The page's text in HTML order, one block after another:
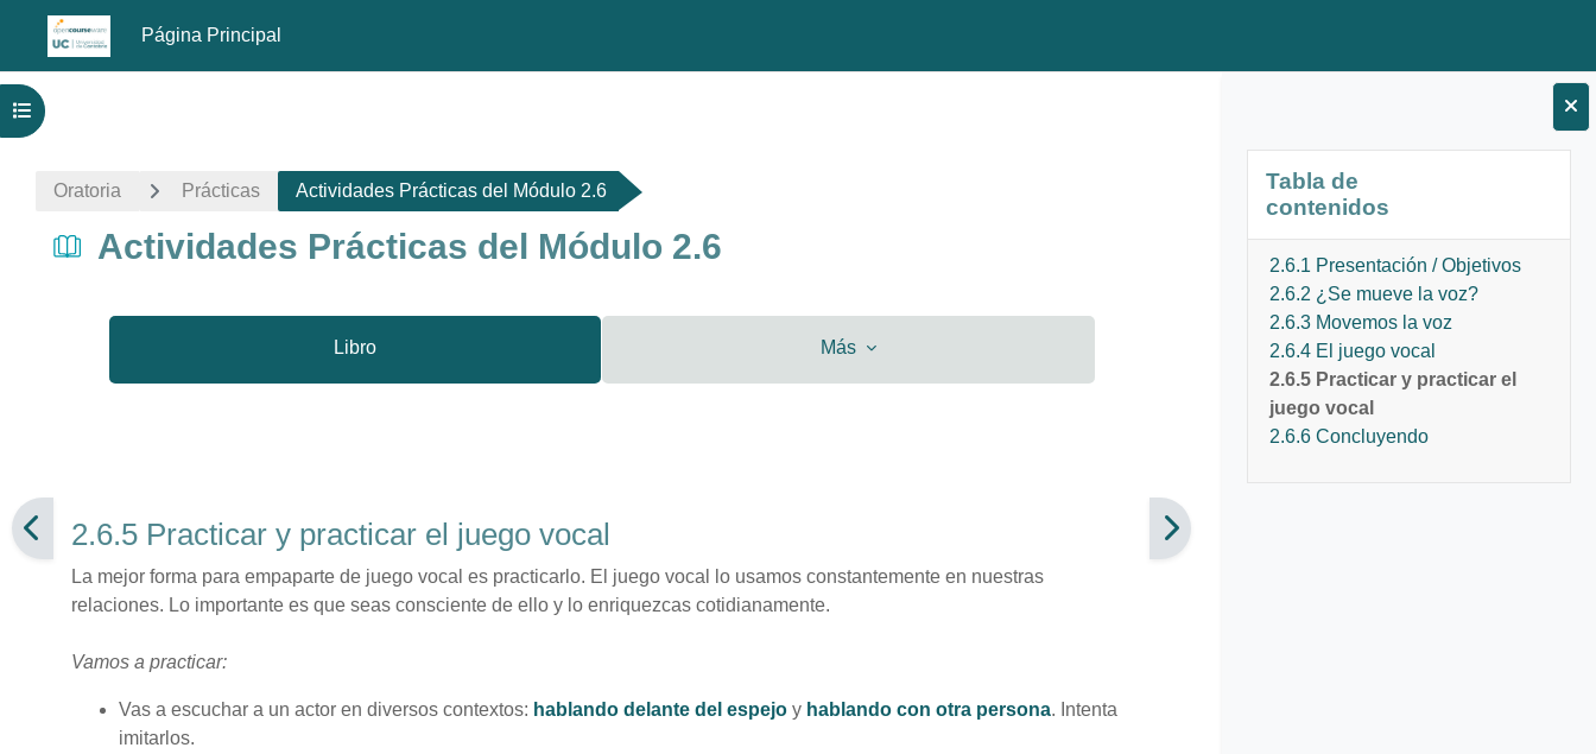
Salta al contenido principal
Página Principal
Bloques
Tabla de
contenidos
2.6.1 Presentación / Objetivos
2.6.2 ¿Se mueve la voz?
2.6.3 Movemos la voz
2.6.4 El juego vocal
2.6.5 Practicar y practicar el
juego vocal
2.6.6 Concluyendo
Abrir índice del curso
Oratoria Prácticas Actividades Prácticas del Módulo 2.6
Actividades Prácticas del Módulo 2.6
Libro Más
2.6.5 Practicar y practicar el juego vocal
La mejor forma para empaparte de juego vocal es practicarlo. El juego vocal lo usamos constantemente en nuestras
relaciones. Lo importante es que seas consciente de ello y lo enriquezcas cotidianamente.
Vamos a practicar:
Vas a escuchar a un actor en diversos contextos: hablando delante del espejo y hablando con otra persona. Intenta
imitarlos.